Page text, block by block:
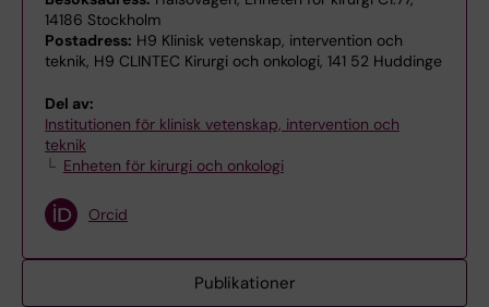
14186 Stockholm
Postadress: H9 Klinisk vetenskap, intervention och
teknik, H9 CLINTEC Kirurgi och onkologi, 141 52 Huddinge
Del av:
Institutionen för klinisk vetenskap, intervention och
teknik
Enheten för kirurgi och onkologi
Orcid
Publikationer